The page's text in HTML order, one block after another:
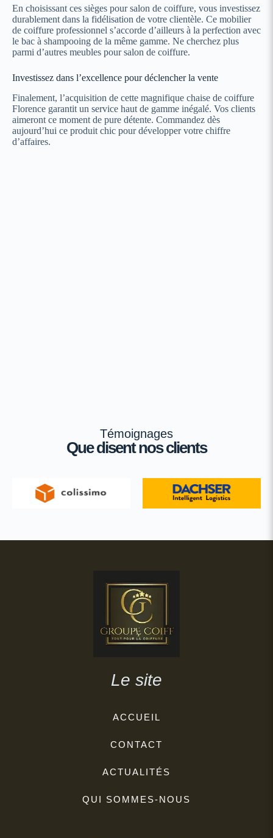
En choisissant ces sièges pour salon de coiffure, vous investissez
durablement dans la fidélisation de votre clientèle. Ce mobilier
de coiffure professionnel s’accorde d’ailleurs à la perfection avec
le bac à shampooing de la même gamme. Ne cherchez plus
parmi d’autres meubles pour salon de coiffure.
Investissez dans l’excellence pour déclencher la vente
Finalement, l’acquisition de cette magnifique chaise de coiffure
Florence garantit un service haut de gamme inégalé. Vos clients
aimeront ce moment de pure détente. Commandez dès
aujourd’hui ce produit chic pour développer votre chiffre
d’affaires.
Témoignages
Que disent nos clients
Le site
ACCUEIL
CONTACT
ACTUALITÉS
QUI SOMMES-NOUS